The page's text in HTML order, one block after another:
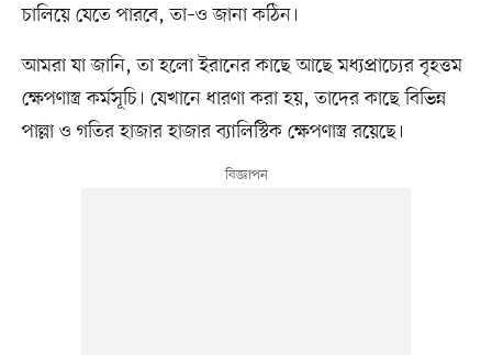
চালিয়ে যেতে পারবে, তা–ও জানা কঠিন।
আমরা যা জানি, তা হলো ইরানের কাছে আছে মধ্যপ্রাচ্যের বৃহত্তম
ক্ষেপণাস্ত্র কর্মসূচি। যেখানে ধারণা করা হয়, তাদের কাছে বিভিন্ন
পাল্লা ও গতির হাজার হাজার ব্যালিস্টিক ক্ষেপণাস্ত্র রয়েছে।